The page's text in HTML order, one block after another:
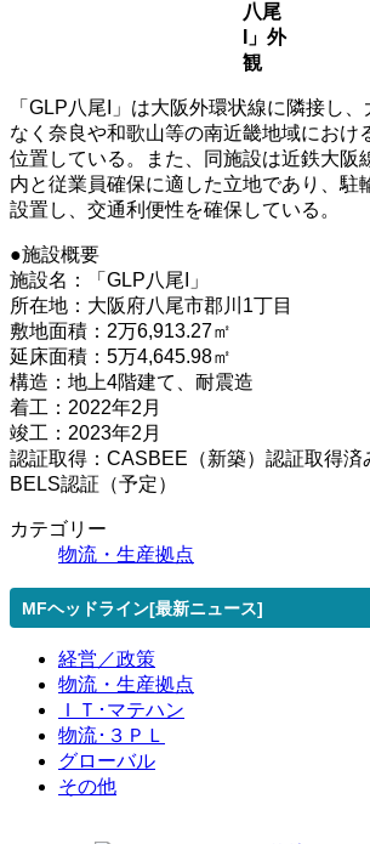
八尾
I」外
観
「GLP八尾I」は大阪外環状線に隣接し
なく奈良や和歌山等の南近畿地域におけ
位置している。また、同施設は近鉄大阪
内と従業員確保に適した立地であり、駐
設置し、交通利便性を確保している。
●施設概要
施設名：「GLP八尾I」
所在地：大阪府八尾市郡川1丁目
敷地面積：2万6,913.27㎡
延床面積：5万4,645.98㎡
構造：地上4階建て、耐震造
着工：2022年2月
竣工：2023年2月
認証取得：CASBEE（新築）認証取得済
BELS認証（予定）
カテゴリー
物流・生産拠点
MFヘッドライン[最新ニュース]
経営／政策
物流・生産拠点
ＩＴ･マテハン
物流･３ＰＬ
グローバル
その他